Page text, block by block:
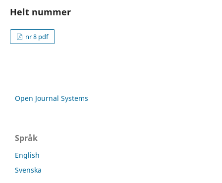
Helt nummer
nr 8 pdf
Open Journal Systems
Språk
English
Svenska